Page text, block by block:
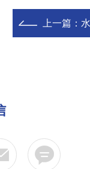
上一篇：